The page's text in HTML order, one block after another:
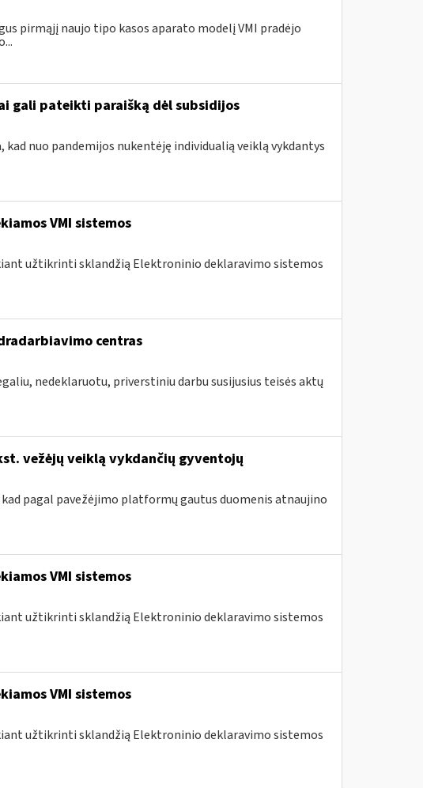
pirmąjį naujo tipo kasos aparato modelį VMI pradėjo
gali pateikti paraišką dėl subsidijos
nuo pandemijos nukentėję individualią veiklą vykdantys
VMI sistemos
užtikrinti sklandžią Elektroninio deklaravimo sistemos
centras
nedeklaruotu, priverstiniu darbu susijusius teisės aktų
vežėjų veiklą vykdančių gyventojų
pagal pavežėjimo platformų gautus duomenis atnaujino
VMI sistemos
užtikrinti sklandžią Elektroninio deklaravimo sistemos
VMI sistemos
užtikrinti sklandžią Elektroninio deklaravimo sistemos